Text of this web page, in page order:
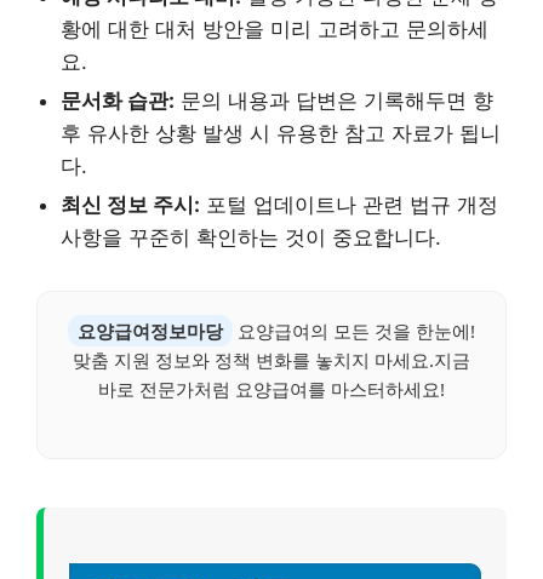
황에 대한 대처 방안을 미리 고려하고 문의하세
요.
문서화 습관: 문의 내용과 답변은 기록해두면 향
후 유사한 상황 발생 시 유용한 참고 자료가 됩니
다.
최신 정보 주시: 포털 업데이트나 관련 법규 개정
사항을 꾸준히 확인하는 것이 중요합니다.
요양급여정보마당
요양급여의 모든 것을 한눈에!
맞춤 지원 정보와 정책 변화를 놓치지 마세요.지금
바로 전문가처럼 요양급여를 마스터하세요!